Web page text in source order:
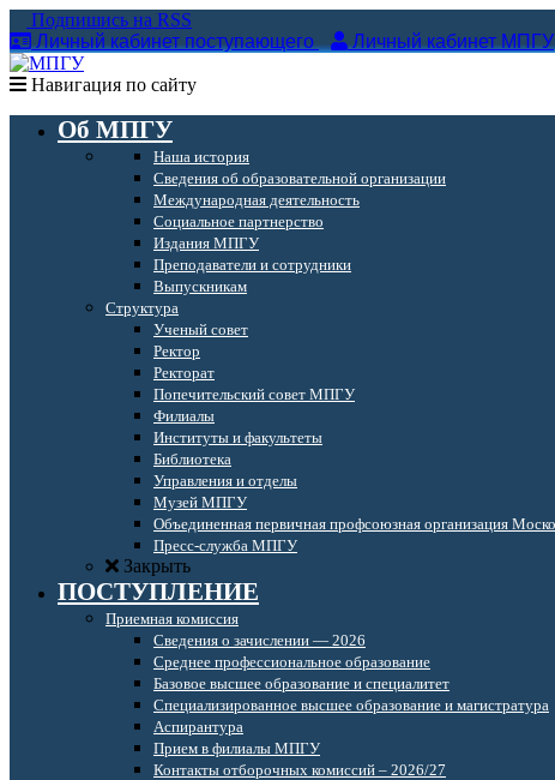
Подпишись на RSS
Личный кабинет поступающего
Личный кабинет МПГУ
Навигация по сайту
Об МПГУ
Наша история
Сведения об образовательной организации
Международная деятельность
Социальное партнерство
Издания МПГУ
Преподаватели и сотрудники
Выпускникам
Структура
Ученый совет
Ректор
Ректорат
Попечительский совет МПГУ
Филиалы
Институты и факультеты
Библиотека
Управления и отделы
Музей МПГУ
Объединенная первичная профсоюзная организация
Пресс-служба МПГУ
Закрыть
ПОСТУПЛЕНИЕ
Приемная комиссия
Сведения о зачислении — 2026
Среднее профессиональное образование
Базовое высшее образование и специалитет
Специализированное высшее образование и магистратура
Аспирантура
Прием в филиалы МПГУ
Контакты отборочных комиссий – 2026/27